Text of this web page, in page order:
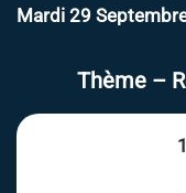
Mardi 29
Thème –